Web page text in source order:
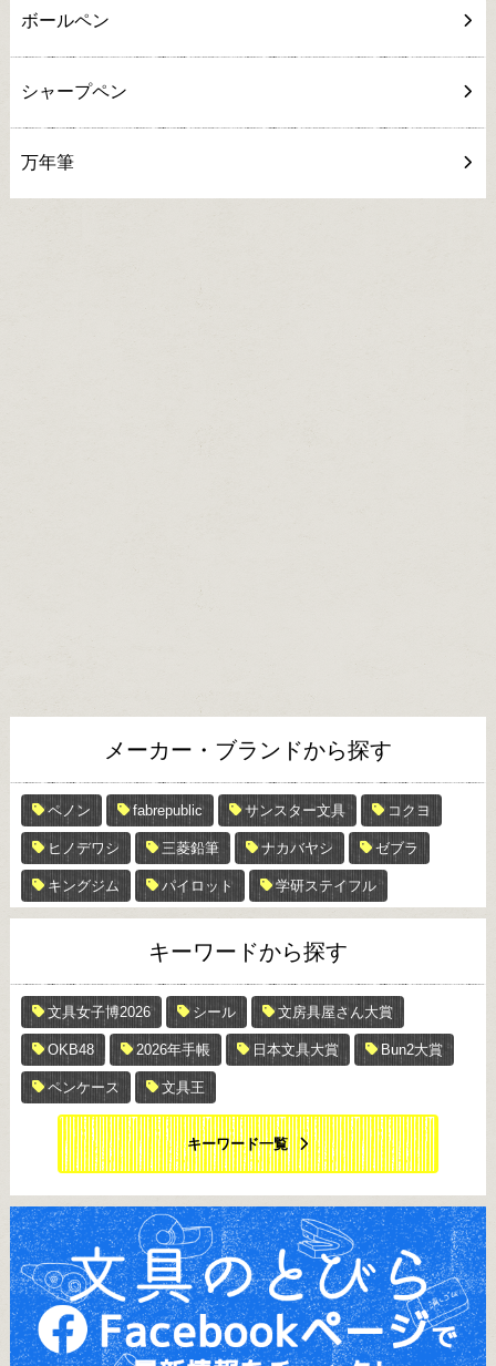
ボールペン
シャープペン
万年筆
メーカー・ブランドから探す
ペノン fabrepublic サンスター文具 コクヨ
ヒノデワシ 三菱鉛筆 ナカバヤシ ゼブラ
キングジム パイロット 学研ステイフル
キーワードから探す
文具女子博2026 シール 文房具屋さん大賞
OKB48 2026年手帳 日本文具大賞 Bun2大賞
ペンケース 文具王
キーワード一覧